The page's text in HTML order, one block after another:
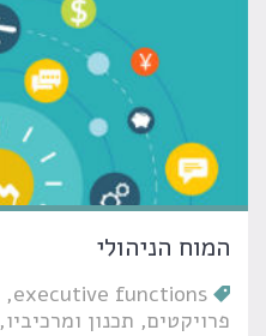
המוח הניהולי
executive functions
פרויקטים תכנון ומרכיביו